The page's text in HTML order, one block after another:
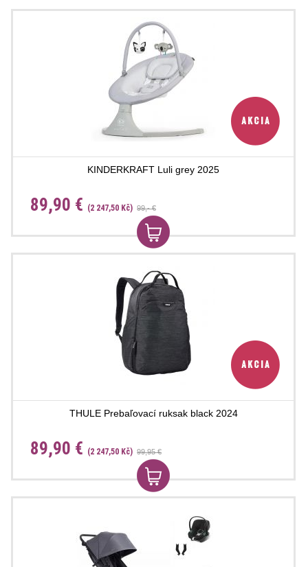
KINDERKRAFT Luli grey 2025
89,90 € (2 247,50 Kč) 99,- €
THULE Prebaľovací ruksak black 2024
89,90 € (2 247,50 Kč) 99,95 €